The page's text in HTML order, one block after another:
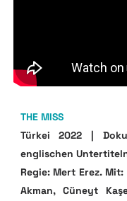
THE MISS
Türkei 2022 |
englischen
Regie: Mert Erez.
Akman, Cüneyt